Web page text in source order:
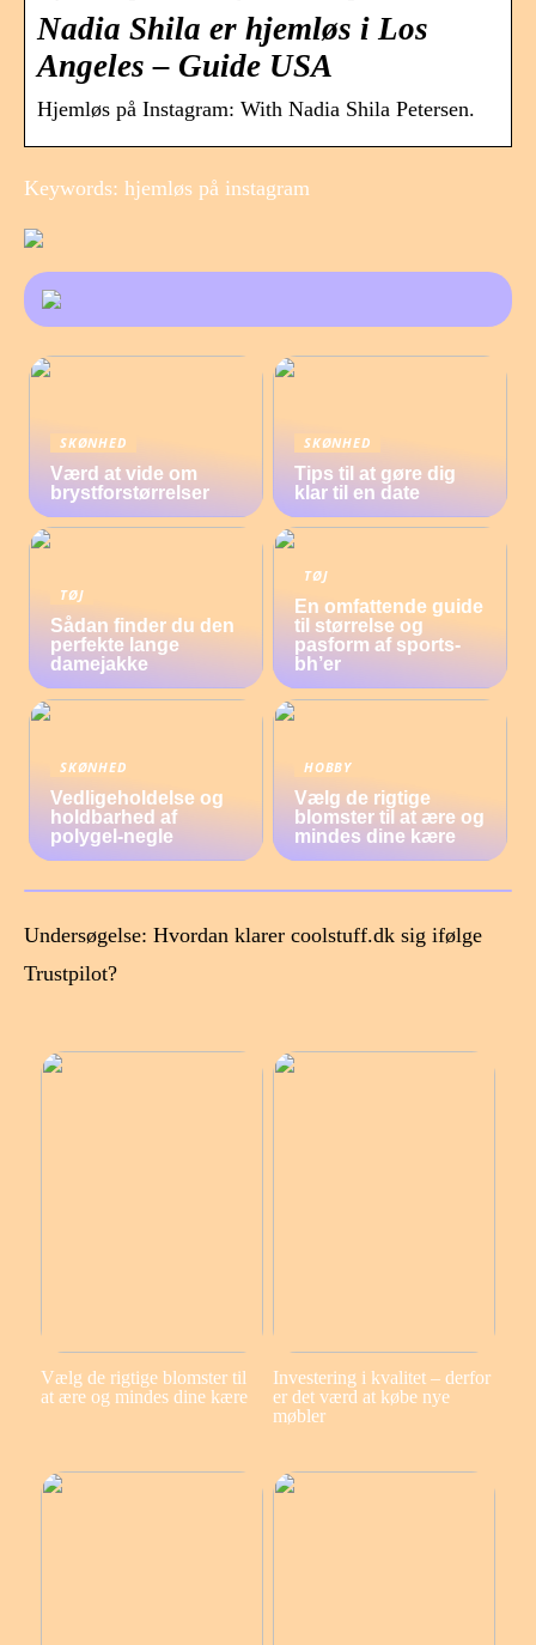
Nadia Shila er hjemløs i Los
Angeles – Guide USA
Hjemløs på Instagram: With Nadia Shila Petersen.
Keywords: hjemløs på instagram
SKØNHED
Værd at vide om
brystforstørrelser
SKØNHED
Tips til at gøre dig
klar til en date
TØJ
Sådan finder du den
perfekte lange
damejakke
TØJ
En omfattende guide
til størrelse og
pasform af sports-
bh’er
SKØNHED
Vedligeholdelse og
holdbarhed af
polygel-negle
HOBBY
Vælg de rigtige
blomster til at ære og
mindes dine kære
Undersøgelse: Hvordan klarer coolstuff.dk sig ifølge
Trustpilot?
Vælg de rigtige blomster til
at ære og mindes dine kære
Investering i kvalitet – derfor
er det værd at købe nye
møbler